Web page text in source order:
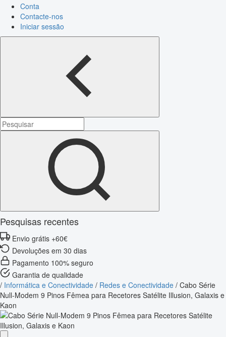
Conta
Contacte-nos
Iniciar sessão
Pesquisas recentes
Envio grátis +60€
Devoluções em 30 dias
Pagamento 100% seguro
Garantia de qualidade
/ Informática e Conectividade / Redes e Conectividade / Cabo Série
Null-Modem 9 Pinos Fêmea para Recetores Satélite Illusion, Galaxis e
Kaon